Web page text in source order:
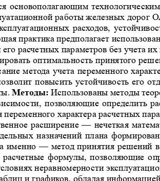
основополагающим
работы железных
расходов,
практика предполагает
расчетных параметров без учета
оптимальность принятого
метода учета переменного
повысить устойчивость его
Методы: Использованы методы
позволяющие определить
характера расчетных
расширение — нечеткая
назначений плана
именно — метод принятия решений в
формулы, позволяющие
неравномерности
и графиков, обладая